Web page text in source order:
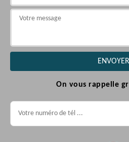
On vous rappelle